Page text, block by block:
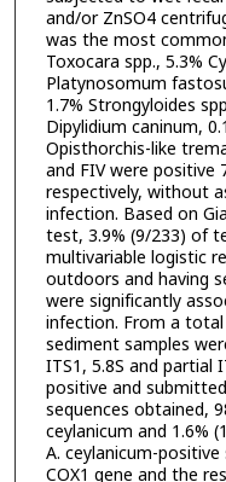
and/or ZnSO4
was the most
Toxocara spp., 5.3%
Platynosomum
1.7% Strongyloides
Dipylidium caninum,
Opisthorchis-like
and FIV were positive
respectively, without
infection. Based on
test, 3.9% (9/233) of
multivariable logistic
outdoors and having
were significantly
infection. From a
sediment samples
ITS1, 5.8S and partial
positive and
sequences obtained,
ceylanicum and 1.6%
A. ceylanicum-
COX1 gene and the